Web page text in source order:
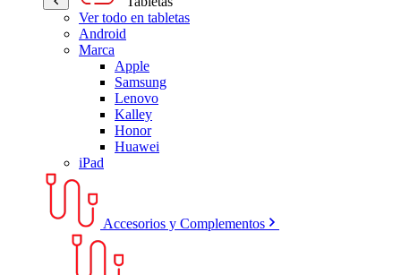
Ver todo en tabletas
Android
Marca
Apple
Samsung
Lenovo
Kalley
Honor
Huawei
iPad
Accesorios y Complementos